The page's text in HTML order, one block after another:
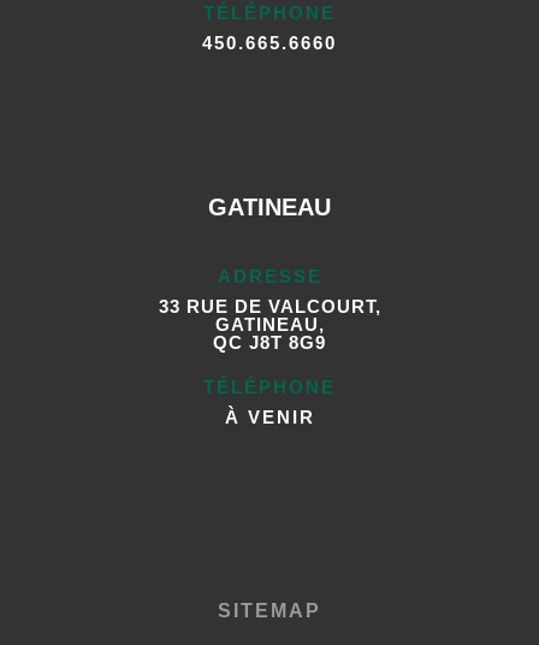
TÉLÉPHONE
450.665.6660
GATINEAU
ADRESSE
33 RUE DE VALCOURT,
GATINEAU,
QC J8T 8G9
TÉLÉPHONE
À VENIR
SITEMAP